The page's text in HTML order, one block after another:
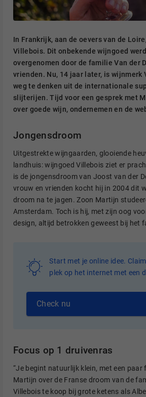
In Frankrijk, aan de oevers van de
Villebois. Dit onbekende wijngoed
overgenomen door de familie Van der
vrienden. Nu, 14 jaar later, is wijnmerk
weg te denken uit de internationale
slijterijen. Tijd voor een gesprek met
over goede wijn, ondernemen en de
Jongensdroom
Uitgestrekte wijngaarden, glooiende
landhuis: wijngoed Villebois ziet er
is de jongensdroom van Joost van der
vrouw en vrienden kocht hij in 2004 dit
droom na te jagen. Zoon Martijn
Amsterdam. Toch is hij, met zijn oog
design, altijd betrokken geweest bij het
Start met je online idee.
plek op het internet met een
Check nu
Focus op 1 druivenras
“Je begint natuurlijk klein, met een paar
Martijn over de Franse droom van de
Villebois te koop bij grote ketens als